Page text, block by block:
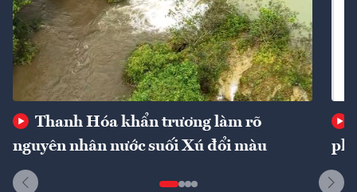
Thanh Hóa khẩn trương làm rõ
nguyên nhân nước suối Xú đổi màu
phí